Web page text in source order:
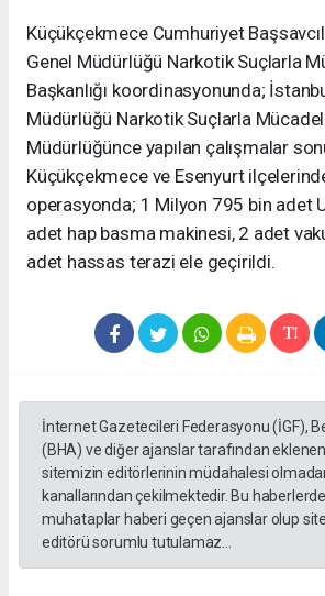
Küçükçekmece Cumhuriyet
Genel Müdürlüğü Narkotik Suçlarla
Başkanlığı koordinasyonunda;
Müdürlüğü Narkotik Suçlarla
Müdürlüğünce yapılan çalışmalar
Küçükçekmece ve Esenyurt
operasyonda; 1 Milyon 795 bin adet
adet hap basma makinesi, 2 adet
adet hassas terazi ele geçirildi.
İnternet Gazetecileri Federasyonu (İGF),
(BHA) ve diğer ajanslar tarafından
sitemizin editörlerinin müdahalesi
kanallarından çekilmektedir. Bu
muhataplar haberi geçen ajanslar olup
editörü sorumlu tutulamaz...